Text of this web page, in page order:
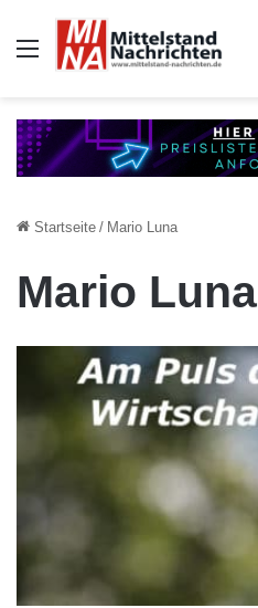
Auswahl
Startseite / Mario Luna
Mario Luna